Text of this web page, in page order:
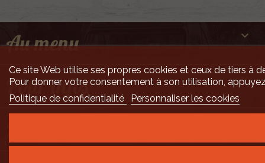
Au menu 
Pour infos 
Ce site Web utilise ses propres cookies et ceux de tiers à
Pour donner votre consentement à son utilisation,
Politique de confidentialité
Personnaliser les cookies